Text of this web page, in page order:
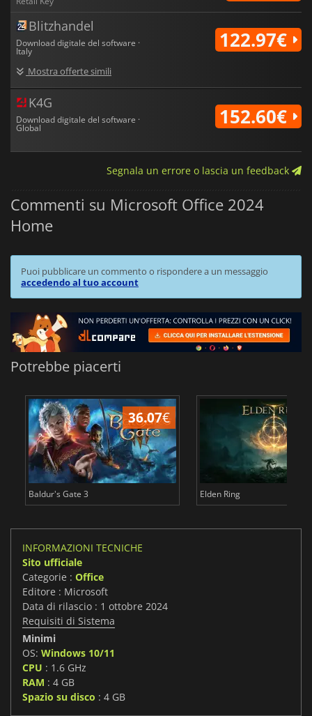
Blitzhandel
Download digitale del software ·
Italy
Mostra offerte simili
122.97€
K4G
Download digitale del software ·
Global 152.60€
Segnala un errore o lascia un feedback
Commenti su Microsoft Office 2024
Home
Puoi pubblicare un commento o rispondere a un messaggio
accedendo al tuo account
Potrebbe piacerti
36.07€
Baldur's Gate 3 Elden Ring
INFORMAZIONI TECNICHE
Sito ufficiale
Categorie : Office
Editore : Microsoft
Data di rilascio : 1 ottobre 2024
Requisiti di Sistema
Minimi
OS: Windows 10/11
CPU : 1.6 GHz
RAM : 4 GB
Spazio su disco : 4 GB